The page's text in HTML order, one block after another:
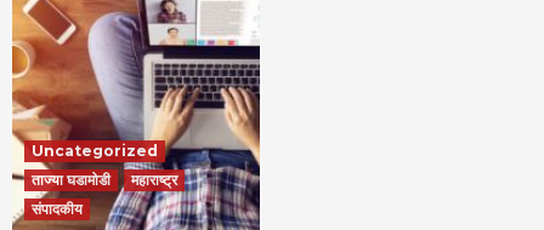
Uncategorized
ताज्या घडामोडी
महाराष्ट्र
संपादकीय